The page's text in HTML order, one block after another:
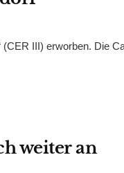
III) erworben. Die
weiter an